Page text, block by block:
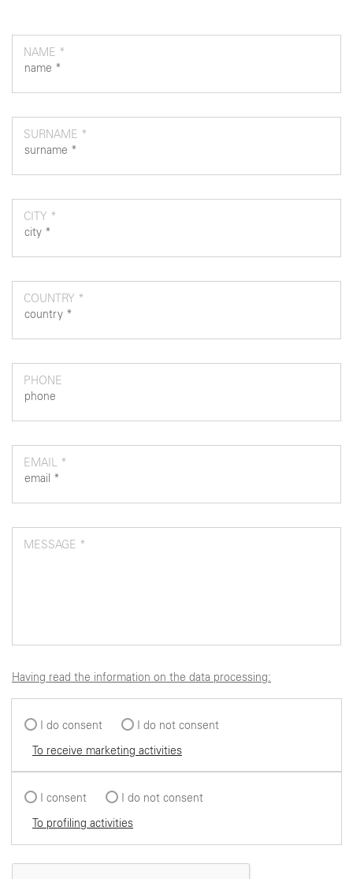
NAME *
SURNAME *
CITY *
COUNTRY *
PHONE
EMAIL *
MESSAGE *
Having read the information on the data processing:
I do consent
I do not consent
To receive marketing activities
I consent
I do not consent
To profiling activities